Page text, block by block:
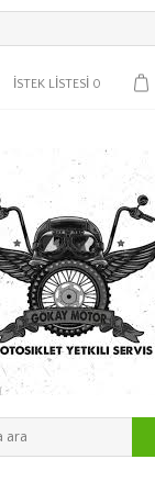
İSTEK LISTESI 0